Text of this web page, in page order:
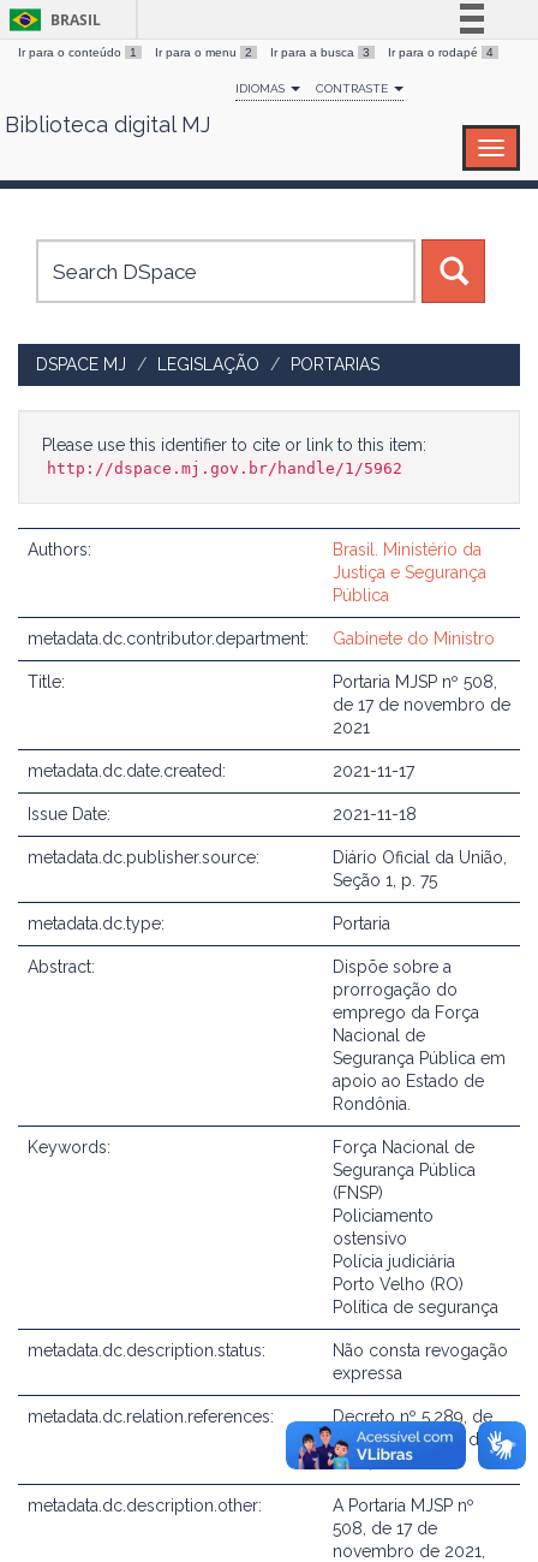
Skip
BRASIL
Simplifique!
Comunica BR
Canais
Ir para o conteúdo 1 Ir para o menu 2 Ir para a busca 3 Ir para o rodapé 4
IDIOMAS CONTRASTE
Biblioteca digital MJ
DSPACE MJ LEGISLAÇÃO PORTARIAS
Please use this identifier to cite or link to this item:
http://dspace.mj.gov.br/handle/1/5962
Authors:
Brasil. Ministério da
Justiça e Segurança
Pública
metadata.dc.contributor.department: Gabinete do Ministro
Title:
Portaria MJSP nº 508,
de 17 de novembro de
2021
metadata.dc.date.created: 2021-11-17
Issue Date: 2021-11-18
metadata.dc.publisher.source:
Diário Oficial da União,
Seção 1, p. 75
metadata.dc.type: Portaria
Abstract:
Dispõe sobre a
prorrogação do
emprego da Força
Nacional de
Segurança Pública em
apoio ao Estado de
Rondônia.
Keywords:
Força Nacional de
Segurança Pública
(FNSP)
Policiamento
ostensivo
Polícia judiciária
Porto Velho (RO)
Política de segurança
metadata.dc.description.status:
Não consta revogação
expressa
metadata.dc.relation.references:
Decreto nº 5.289, de
29 de novembro de
2004
metadata.dc.description.other:
A Portaria MJSP nº
508, de 17 de
novembro de 2021,